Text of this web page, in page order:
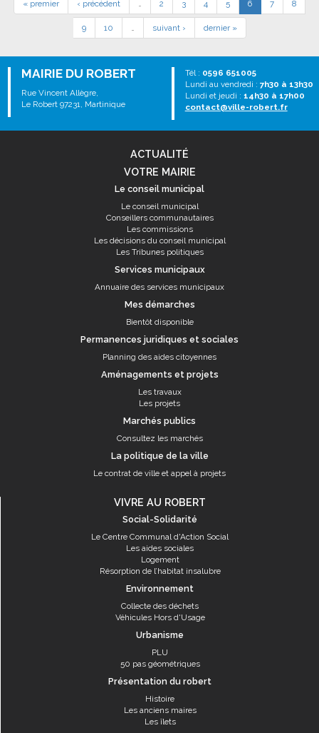
« premier ‹ précédent … 2 3 4 5 6 7 8
9 10 … suivant › dernier »
MAIRIE DU ROBERT
Rue Vincent Allègre,
Le Robert 97231, Martinique
Tél : 0596 651005
Lundi au vendredi : 7h30 à 13h30
Lundi et jeudi : 14h30 à 17h00
contact@ville-robert.fr
ACTUALITÉ
VOTRE MAIRIE
Le conseil municipal
Le conseil municipal
Conseillers communautaires
Les commissions
Les décisions du conseil municipal
Les Tribunes politiques
Services municipaux
Annuaire des services municipaux
Mes démarches
Bientôt disponible
Permanences juridiques et sociales
Planning des aides citoyennes
Aménagements et projets
Les travaux
Les projets
Marchés publics
Consultez les marchés
La politique de la ville
Le contrat de ville et appel à projets
VIVRE AU ROBERT
Social-Solidarité
Le Centre Communal d'Action Social
Les aides sociales
Logement
Résorption de l’habitat insalubre
Environnement
Collecte des déchets
Véhicules Hors d'Usage
Urbanisme
PLU
50 pas géométriques
Présentation du robert
Histoire
Les anciens maires
Les îlets